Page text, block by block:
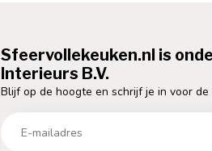
Sfeervollekeuken.nl is
Interieurs B.V.
Blijf op de hoogte en schrijf je in voor